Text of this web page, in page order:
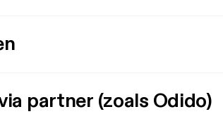
partner (zoals Odido)